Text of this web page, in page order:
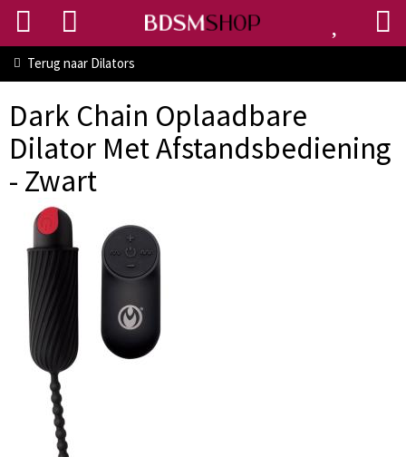
Terug naar Dilators
Dark Chain Oplaadbare
Dilator Met Afstandsbediening
- Zwart